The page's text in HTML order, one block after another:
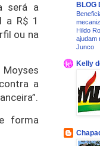
será a
a R$ 1
ou na
a
forma
BLOG
Hildo
ajudam
Junco
Kelly